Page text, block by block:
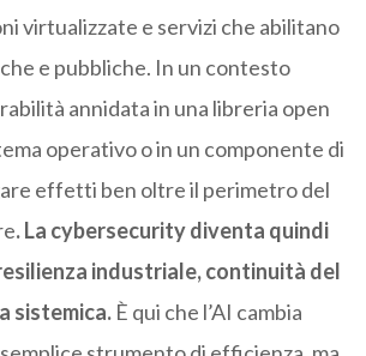
virtualizzate e servizi che abilitano
e pubbliche. In un contesto
annidata in una libreria open
operativo o in un componente di
effetti ben oltre il perimetro del
. La cybersecurity diventa quindi
industriale, continuità del
sistemica. È qui che l’AI cambia